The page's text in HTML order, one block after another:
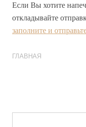
Если Вы хотите
откладывайте
заполните и
ГЛАВНАЯ